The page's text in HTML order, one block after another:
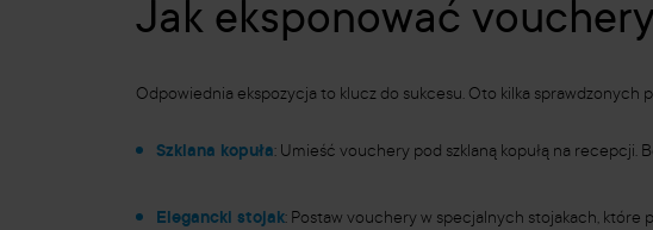
Jak eksponować
Odpowiednia ekspozycja to klucz do sukcesu. Oto kilka sprawdzonych
Szklana kopuła: Umieść vouchery pod szklaną kopułą na recepcji.
Elegancki stojak: Postaw vouchery w specjalnych stojakach, które